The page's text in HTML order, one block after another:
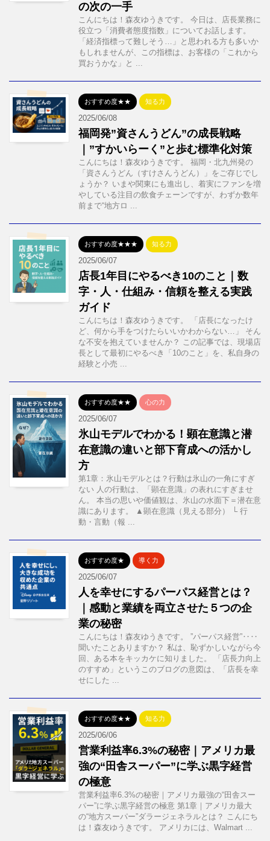
の次の一手
こんにちは！森友ゆうきです。 今日は、店長業務に
役立つ「消費者態度指数」についてお話します。
「経済指標って難しそう…」と思われる方も多いか
もしれませんが、この指標は、お客様の「これから
買おうかな」と ...
おすすめ度★★ 知る力
2025/06/08
福岡発”資さんうどん”の成長戦略
｜”すかいらーく”と歩む標準化対策
こんにちは！森友ゆうきです。 福岡・北九州発の
「資さんうどん（すけさんうどん）」をご存じでし
ょうか？ いまや関東にも進出し、着実にファンを増
やしている注目の飲食チェーンですが、わずか数年
前まで“地方ロ ...
おすすめ度★★★ 知る力
2025/06/07
店長1年目にやるべき10のこと｜数
字・人・仕組み・信頼を整える実践
ガイド
こんにちは！森友ゆうきです。 「店長になったけ
ど、何から手をつけたらいいかわからない…」 そん
な不安を抱えていませんか？ この記事では、現場店
長として最初にやるべき「10のこと」を、私自身の
経験と小売 ...
おすすめ度★★ 心の力
2025/06/07
氷山モデルでわかる！顕在意識と潜
在意識の違いと部下育成への活かし
方
第1章：氷山モデルとは？行動は氷山の一角にすぎ
ない 人の行動は、「顕在意識」の表れにすぎませ
ん。 本当の思いや価値観は、氷山の水面下＝潜在意
識にあります。 ▲顕在意識（見える部分） └ 行
動・言動（報 ...
おすすめ度★ 導く力
2025/06/07
人を幸せにするパーパス経営とは？
｜感動と業績を両立させた５つの企
業の秘密
こんにちは！森友ゆうきです。 ”パーパス経営”‥‥
聞いたことありますか？ 私は、恥ずかしいながら今
回、ある本をキッカケに知りました。 「店長力向上
のすすめ」というこのブログの意図は、「店長を幸
せにした ...
おすすめ度★★ 知る力
2025/06/06
営業利益率6.3%の秘密｜アメリカ最
強の“田舎スーパー”に学ぶ黒字経営
の極意
営業利益率6.3%の秘密｜アメリカ最強の“田舎スー
パー”に学ぶ黒字経営の極意 第1章｜アメリカ最大
の“地方スーパー”ダラージェネラルとは？ こんにち
は！森友ゆうきです。 アメリカには、Walmart ...